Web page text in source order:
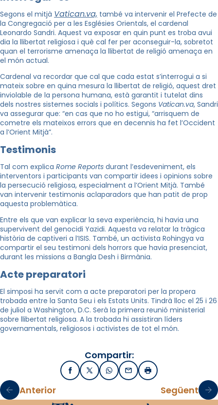
Segons el mitjà Vatican.va, també va intervenir el Prefecte de
la Congregació per a les Esglésies Orientals, el cardenal
Leonardo Sandri. Aquest va exposar en quin punt es troba avui
dia la llibertat religiosa i què cal fer per aconseguir-la, sobretot
quan el terrorisme amenaça la llibertat de religió amenaça en
el món actual.
Cardenal va recordar que cal que cada estat s’interrogui a si
mateix sobre en quina mesura la llibertat de religió, aquest dret
inviolable de la persona humana, està garantit i tutelat dins
dels nostres sistemes socials i polítics. Segons Vatican.va, Sandri
va assegurar que: “en cas que no ho estigui, “arrisquem de
cometre els mateixos errors que en decennis ha fet l’Occident
a l’Orient Mitjà”.
Testimonis
Tal com explica Rome Reports durant l’esdeveniment, els
interventors i participants van compartir idees i opinions sobre
la persecució religiosa, especialment a l’Orient Mitjà. També
van intervenir testimonis aclaparadors que han patit de prop
aquesta problemàtica.
Entre els que van explicar la seva experiència, hi havia una
supervivent del genocidi Yazidi. Aquesta va relatar la tràgica
història de captiveri a l’ISIS. També, un activista Rohingya va
compartir el seu testimoni dels horrors que havia presenciat,
durant les missions a Bangla Desh i Birmània.
Acte preparatori
El simposi ha servit com a acte preparatori per la propera
trobada entre la Santa Seu i els Estats Units. Tindrà lloc el 25 i 26
de juliol a Washington, D.C. Serà la primera reunió ministerial
sobre llibertat religiosa. A la trobada hi assistiran líders
governamentals, religiosos i activistes de tot el món.
Compartir:
FacebookX / TwitterWhatsApp
EmailImprimir
Anterior Següent